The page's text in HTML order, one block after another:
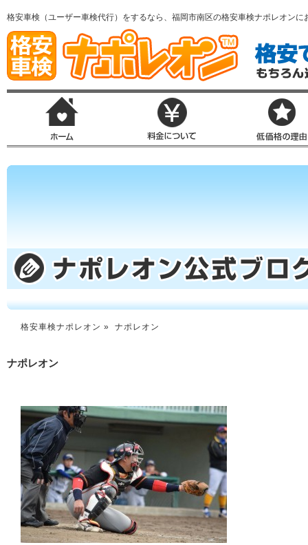
格安車検（ユーザー車検代行）をするなら、福岡市南区の格安車検ナポレオンに
格安車検ナポレオン » ナポレオン
ナポレオン